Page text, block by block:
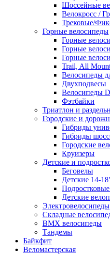
Шоссейные
Велокросс /
Трековые/
Горные велосипеды
Горные
Горные
Горные
Trail, All
Велосипеды
Двухподвесы
Велосипеды
Фэтбайки
Триатлон и
Городские и
Гибриды
Гибриды
Городские
Круизеры
Детские и
Беговелы
Детские 14-
Детские
Электровелосипеды
Складные
BMX велосипеды
Тандемы
Байкфит
Веломастерская